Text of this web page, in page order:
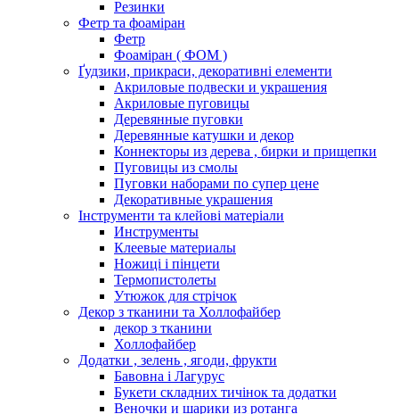
Резинки
Фетр та фоаміран
Фетр
Фоаміран ( ФОМ )
Ґудзики, прикраси, декоративні елементи
Акриловые подвески и украшения
Акриловые пуговицы
Деревянные пуговки
Деревянные катушки и декор
Коннекторы из дерева , бирки и прищепки
Пуговицы из смолы
Пуговки наборами по супер цене
Декоративные украшения
Інструменти та клейові матеріали
Инструменты
Клеевые материалы
Ножиці і пінцети
Термопистолеты
Утюжок для стрічок
Декор з тканини та Холлофайбер
декор з тканини
Холлофайбер
Додатки , зелень , ягоди, фрукти
Бавовна і Лагурус
Букети складних тичінок та додатки
Веночки и шарики из ротанга